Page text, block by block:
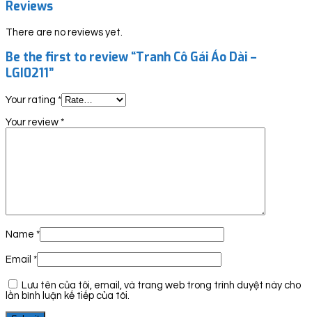
Reviews
There are no reviews yet.
Be the first to review “Tranh Cô Gái Áo Dài –
LGI0211”
Your rating *
Your review *
Name *
Email *
Lưu tên của tôi, email, và trang web trong trình duyệt này cho
lần bình luận kế tiếp của tôi.